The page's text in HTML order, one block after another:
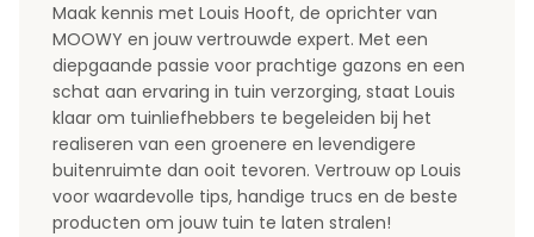
Maak kennis met Louis Hooft, de oprichter van
MOOWY en jouw vertrouwde expert. Met een
diepgaande passie voor prachtige gazons en een
schat aan ervaring in tuin verzorging, staat Louis
klaar om tuinliefhebbers te begeleiden bij het
realiseren van een groenere en levendigere
buitenruimte dan ooit tevoren. Vertrouw op Louis
voor waardevolle tips, handige trucs en de beste
producten om jouw tuin te laten stralen!